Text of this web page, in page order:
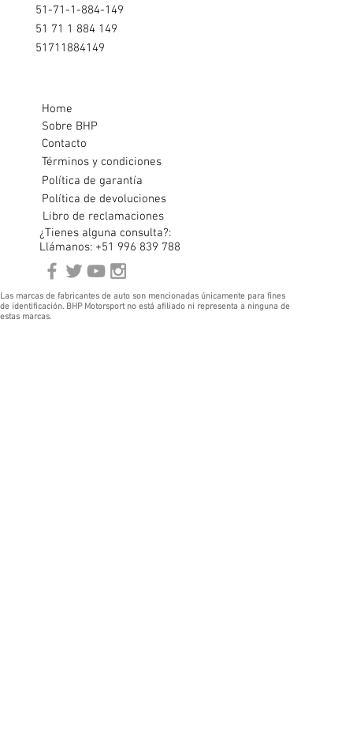
51-71-1-884-149
51 71 1 884 149
51711884149
Home
Sobre BHP
Contacto
Términos y condiciones
Política de garantía
Política de devoluciones
Libro de reclamaciones
¿Tienes alguna consulta?:
Llámanos: +51 996 839 788
Las marcas de fabricantes de auto son mencionadas únicamente para fines
de identificación. BHP Motorsport no está afiliado ni representa a ninguna de
estas marcas.